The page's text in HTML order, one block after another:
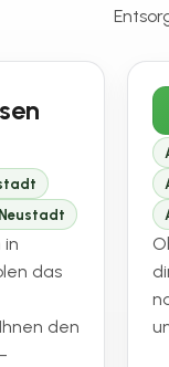
in
das
den